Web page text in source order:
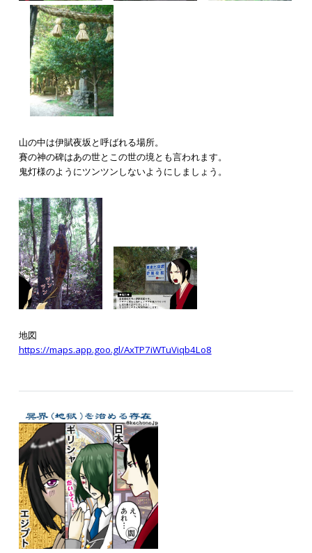
山の中は伊賦夜坂と呼ばれる場所。
賽の神の碑はあの世とこの世の境とも言われます。
鬼灯様のようにツンツンしないようにしましょう。
地図
https://maps.app.goo.gl/AxTP7iWTuViqb4Lo8